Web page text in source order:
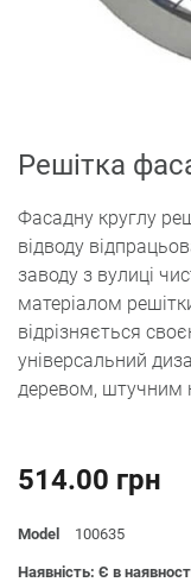
Решітка
Фасадну круглу
відводу
заводу з вулиці
матеріалом
відрізняється
універсальний
деревом, штучним
514.00 грн
Model 100635
Наявність: Є в